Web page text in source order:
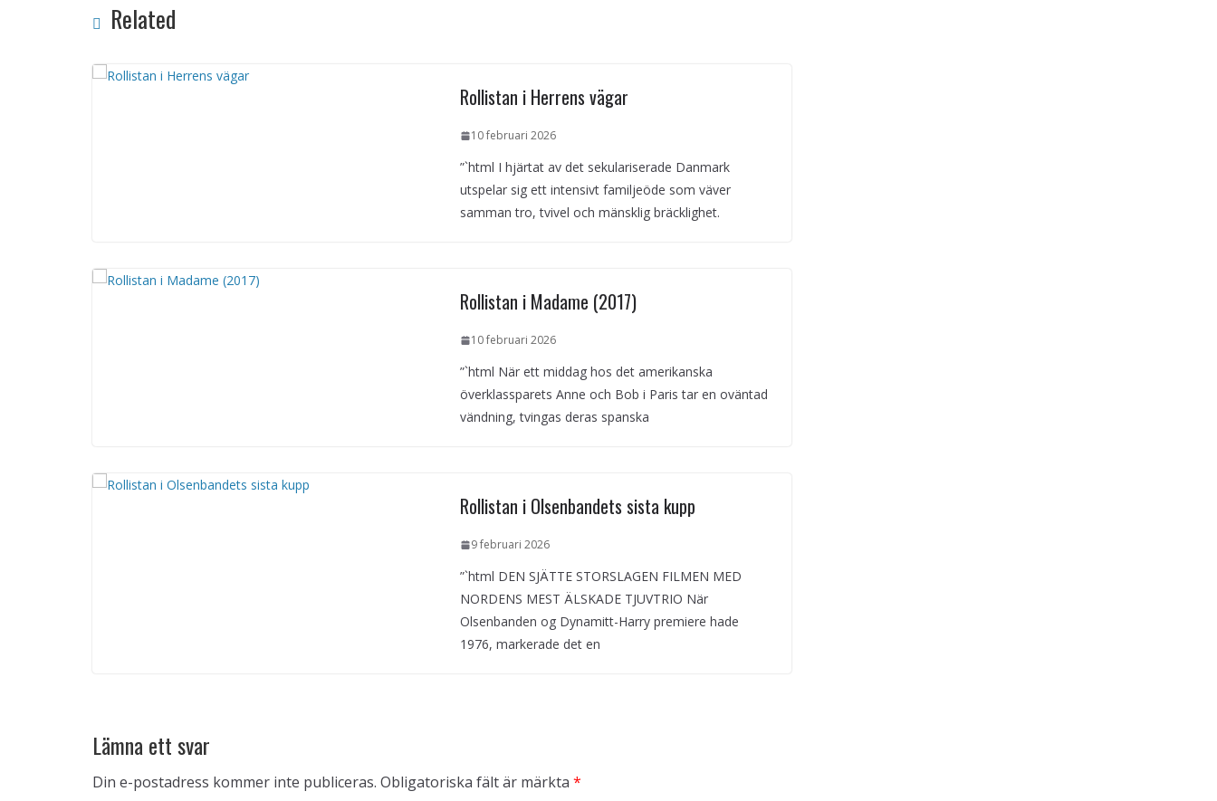
Related
Rollistan i Herrens vägar
10 februari 2026
”`html I hjärtat av det sekulariserade Danmark
utspelar sig ett intensivt familjeöde som väver
samman tro, tvivel och mänsklig bräcklighet.
Rollistan i Madame (2017)
10 februari 2026
”`html När ett middag hos det amerikanska
överklassparets Anne och Bob i Paris tar en oväntad
vändning, tvingas deras spanska
Rollistan i Olsenbandets sista kupp
9 februari 2026
”`html DEN SJÄTTE STORSLAGEN FILMEN MED
NORDENS MEST ÄLSKADE TJUVTRIO När
Olsenbanden og Dynamitt-Harry premiere hade
1976, markerade det en
Lämna ett svar
Din e-postadress kommer inte publiceras. Obligatoriska fält är märkta *